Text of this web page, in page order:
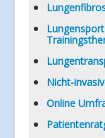
Nicht-
Online